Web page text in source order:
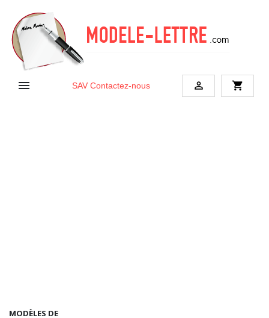
 SAV Contactez-nous  shopping_cart
MODÈLES DE